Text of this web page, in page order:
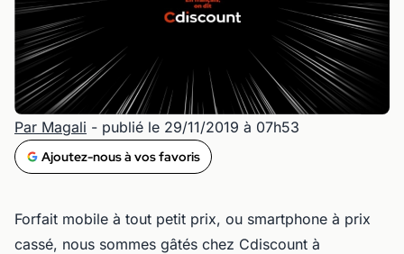
Par Magali - publié le 29/11/2019 à 07h53
Ajoutez-nous à vos favoris
Forfait mobile à tout petit prix, ou smartphone à prix
cassé, nous sommes gâtés chez Cdiscount à